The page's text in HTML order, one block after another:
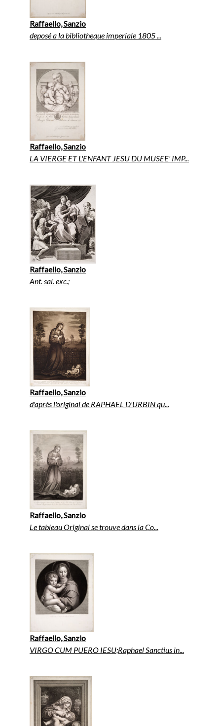
Raffaello, Sanzio
deposé a la bibliotheque imperiale 1805 ...
Raffaello, Sanzio
LA VIERGE ET L'ENFANT JESU DU MUSEE' IMP...
Raffaello, Sanzio
Ant. sal. exc.;
Raffaello, Sanzio
d'aprés l'original de RAPHAEL D'URBIN qu...
Raffaello, Sanzio
Le tableau Original se trouve dans la Co...
Raffaello, Sanzio
VIRGO CUM PUERO IESU;Raphael Sanctius in...